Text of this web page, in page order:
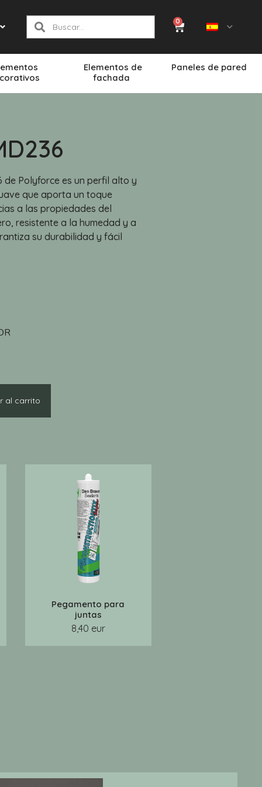
0
Elementos de
fachada
Paneles de pared
de Polyforce es un perfil alto y
que aporta un toque
a las propiedades del
resistente a la humedad y a
su durabilidad y fácil
al carrito
Pegamento para
juntas
8,40 eur